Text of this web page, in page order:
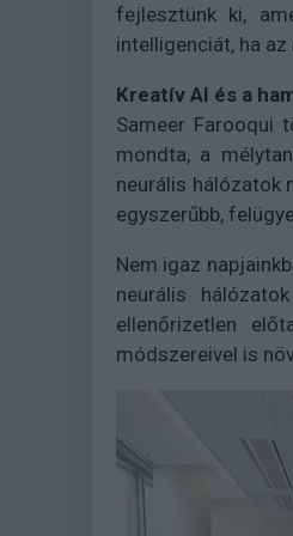
fejlesztünk ki,
intelligenciát, ha
Kreatív AI és a
Sameer Farooqui
mondta, a
neurális hálózatok
egyszerűbb,
Nem igaz
neurális
ellenőrizetlen
módszereivel is